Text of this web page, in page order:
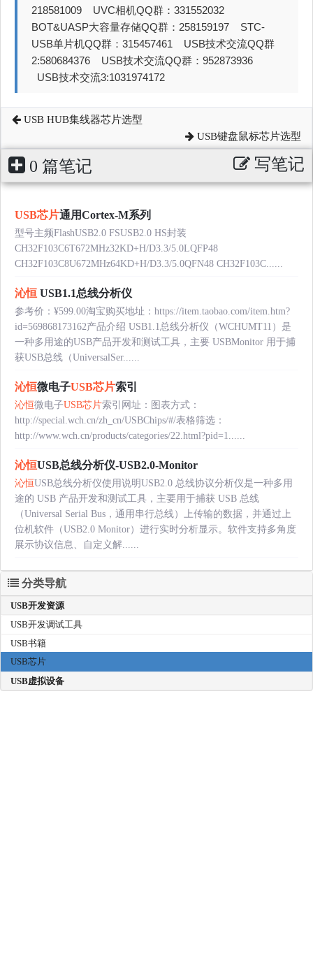
218581009 UVC相机QQ群：331552032
BOT&UASP大容量存储QQ群：258159197 STC-
USB单片机QQ群：315457461 USB技术交流QQ群
2:580684376 USB技术交流QQ群：952873936
USB技术交流3:1031974172
USB HUB集线器芯片选型
USB键盘鼠标芯片选型
0 篇笔记 写笔记
USB芯片通用Cortex-M系列
型号主频FlashUSB2.0 FSUSB2.0 HS封装
CH32F103C6T672MHz32KD+H/D3.3/5.0LQFP48
CH32F103C8U672MHz64KD+H/D3.3/5.0QFN48 CH32F103C......
沁恒 USB1.1总线分析仪
参考价：¥599.00淘宝购买地址：https://item.taobao.com/item.htm?
id=569868173162产品介绍 USB1.1总线分析仪（WCHUMT11）是
一种多用途的USB产品开发和测试工具，主要 USBMonitor 用于捕
获USB总线（UniversalSer......
沁恒微电子USB芯片索引
沁恒微电子USB芯片索引网址：图表方式：
http://special.wch.cn/zh_cn/USBChips/#/表格筛选：
http://www.wch.cn/products/categories/22.html?pid=1......
沁恒USB总线分析仪-USB2.0-Monitor
沁恒USB总线分析仪使用说明USB2.0 总线协议分析仪是一种多用
途的 USB 产品开发和测试工具，主要用于捕获 USB 总线
（Universal Serial Bus，通用串行总线）上传输的数据，并通过上
位机软件（USB2.0 Monitor）进行实时分析显示。软件支持多角度
展示协议信息、自定义解......
分类导航
USB开发资源
USB开发调试工具
USB书籍
USB芯片
USB虚拟设备